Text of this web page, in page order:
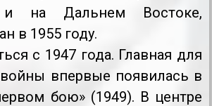
и на Дальнем Востоке,
в 1955 году.
с 1947 года. Главная для
впервые появилась в
бою» (1949). В центре